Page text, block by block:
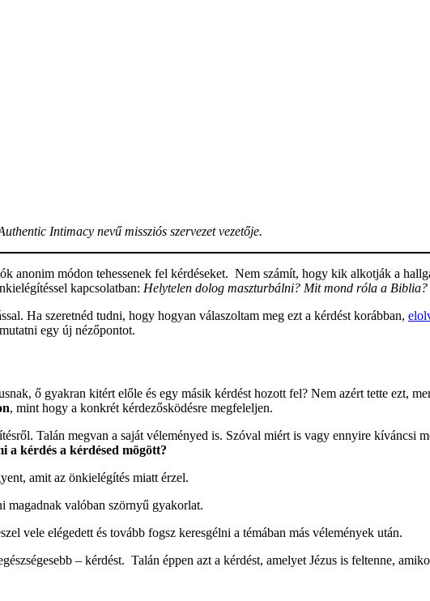
Intimacy nevű missziós szervezet vezetője.
anonim módon tehessenek fel kérdéseket. Nem számít, hogy kik alkotják a
kapcsolatban: Helytelen dolog maszturbálni? Mit mond róla a Biblia?
Ha szeretnéd tudni, hogy hogyan válaszoltam meg ezt a kérdést korábban,
egy új nézőpontot.
ő gyakran kitért előle és egy másik kérdést hozott fel? Nem azért tette ezt,
, mint hogy a konkrét kérdezősködésre megfeleljen.
Talán megvan a saját véleményed is. Szóval miért is vagy ennyire kíváncsi
a kérdés a kérdésed mögött?
amit az önkielégítés miatt érzel.
magadnak valóban szörnyű gyakorlat.
vele elégedett és tovább fogsz keresgélni a témában más vélemények után.
– kérdést. Talán éppen azt a kérdést, amelyet Jézus is feltenne,